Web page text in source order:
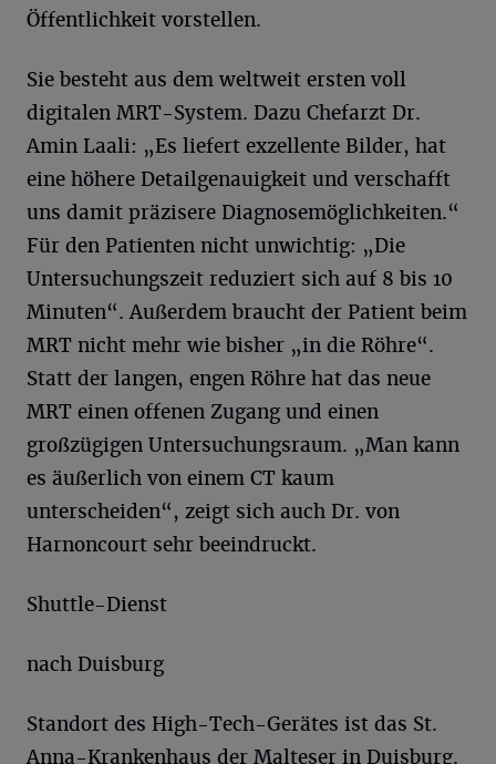
Öffentlichkeit vorstellen.
Sie besteht aus dem weltweit ersten voll
digitalen MRT-System. Dazu Chefarzt Dr.
Amin Laali: „Es liefert exzellente Bilder, hat
eine höhere Detailgenauigkeit und verschafft
uns damit präzisere Diagnosemöglichkeiten.“
Für den Patienten nicht unwichtig: „Die
Untersuchungszeit reduziert sich auf 8 bis 10
Minuten“. Außerdem braucht der Patient beim
MRT nicht mehr wie bisher „in die Röhre“.
Statt der langen, engen Röhre hat das neue
MRT einen offenen Zugang und einen
großzügigen Untersuchungsraum. „Man kann
es äußerlich von einem CT kaum
unterscheiden“, zeigt sich auch Dr. von
Harnoncourt sehr beeindruckt.
Shuttle-Dienst
nach Duisburg
Standort des High-Tech-Gerätes ist das St.
Anna-Krankenhaus der Malteser in Duisburg.